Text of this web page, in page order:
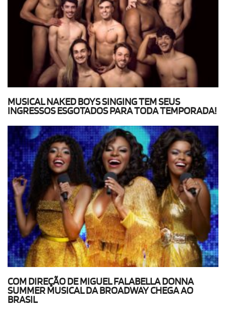
MUSICAL NAKED BOYS SINGING TEM SEUS
INGRESSOS ESGOTADOS PARA TODA TEMPORADA!
COM DIREÇÃO DE MIGUEL FALABELLA DONNA
SUMMER MUSICAL DA BROADWAY CHEGA AO
BRASIL